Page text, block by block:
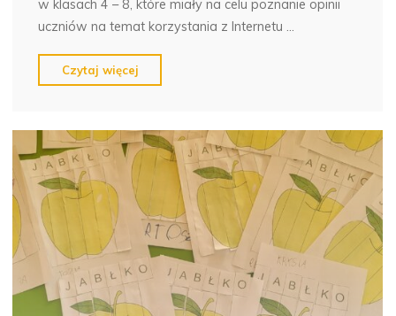
w klasach 4 – 8, które miały na celu poznanie opinii
uczniów na temat korzystania z Internetu …
Czytaj więcej
badań
o
wpływie
elektroniki
zdrowie
w
ramach
Szkoły
Promującej